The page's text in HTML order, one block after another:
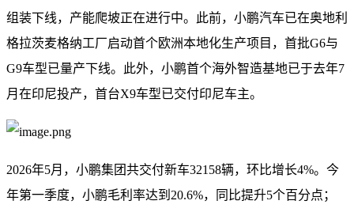
组装下线，产能爬坡正在进行中。此前，小鹏汽车已在奥地利
格拉茨麦格纳工厂启动首个欧洲本地化生产项目，首批G6与
G9车型已量产下线。此外，小鹏首个海外智造基地已于去年7
月在印尼投产，首台X9车型已交付印尼车主。
2026年5月，小鹏集团共交付新车32158辆，环比增长4%。今
年第一季度，小鹏毛利率达到20.6%，同比提升5个百分点；